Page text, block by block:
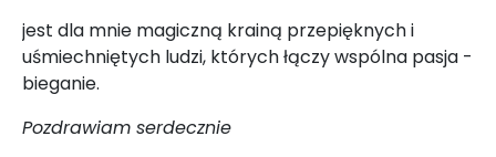
jest dla mnie magiczną krainą przepięknych i
uśmiechniętych ludzi, których łączy wspólna pasja -
bieganie.
Pozdrawiam serdecznie